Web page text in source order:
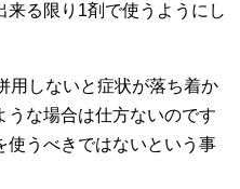
る限り1剤で使うようにし
用しないと症状が落ち着か
うな場合は仕方ないのです
使うべきではないという事